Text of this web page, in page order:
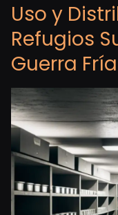
Uso y
Refugios
Guerra Fría